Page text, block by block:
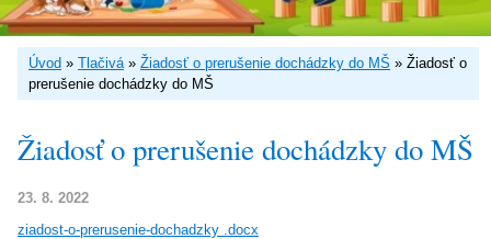
Úvod » Tlačivá» Žiadosť o prerušenie dochádzky do MŠ » Žiadosť o
prerušenie dochádzky do MŠ
Žiadosť o prerušenie dochádzky do MŠ
23. 8. 2022
ziadost-o-prerusenie-dochadzky .docx